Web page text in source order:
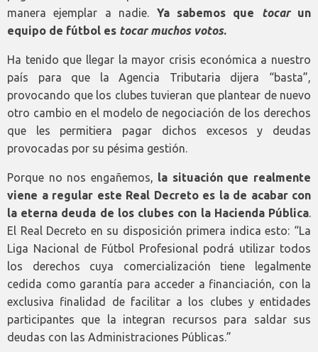
manera ejemplar a nadie. Ya sabemos que tocar un
equipo de fútbol es tocar muchos votos.
Ha tenido que llegar la mayor crisis económica a nuestro
país para que la Agencia Tributaria dijera “basta”,
provocando que los clubes tuvieran que plantear de nuevo
otro cambio en el modelo de negociación de los derechos
que les permitiera pagar dichos excesos y deudas
provocadas por su pésima gestión.
Porque no nos engañemos, la situación que realmente
viene a regular este Real Decreto es la de acabar con
la eterna deuda de los clubes con la Hacienda Pública.
El Real Decreto en su disposición primera indica esto: “La
Liga Nacional de Fútbol Profesional podrá utilizar todos
los derechos cuya comercialización tiene legalmente
cedida como garantía para acceder a financiación, con la
exclusiva finalidad de facilitar a los clubes y entidades
participantes que la integran recursos para saldar sus
deudas con las Administraciones Públicas.”